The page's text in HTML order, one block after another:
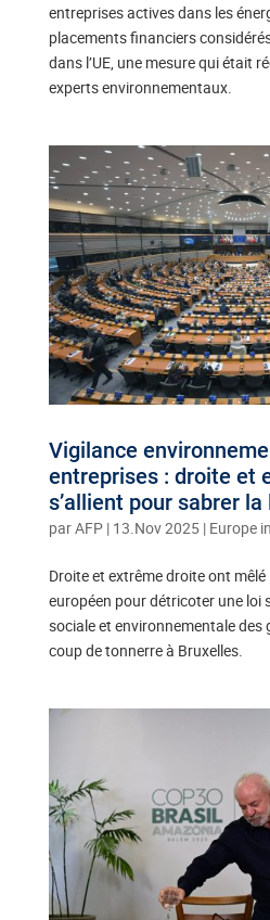
entreprises actives dans les
placements financiers
dans l’UE, une mesure qui était
experts environnementaux.
Vigilance
entreprises : droite et
s’allient pour sabrer la
parAFP| 13.Nov 2025| Europe
Droite et extrême droite ont
européen pour détricoter une loi
sociale et environnementale des
coup de tonnerre à Bruxelles.